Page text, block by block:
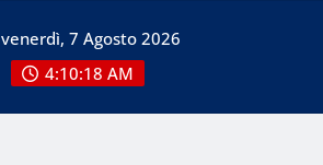
venerdì, 7 Agosto 2026
4:10:19 AM